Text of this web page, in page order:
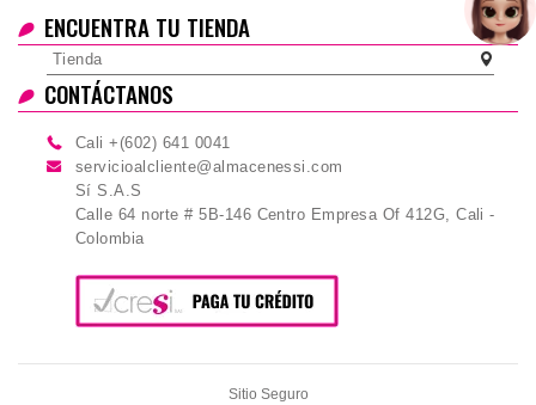
ENCUENTRA TU TIENDA
Tienda
CONTÁCTANOS
Cali +(602) 641 0041
servicioalcliente@almacenessi.com
Sí S.A.S
Calle 64 norte # 5B-146 Centro Empresa Of 412G, Cali -
Colombia
Sitio Seguro